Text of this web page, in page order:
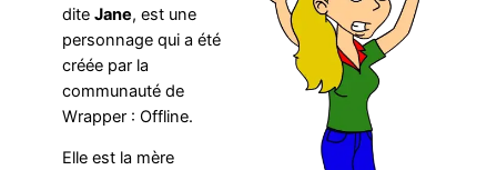
dite Jane, est une
personnage qui a été
créée par la
communauté de
Wrapper : Offline.
Elle est la mère